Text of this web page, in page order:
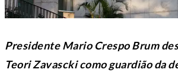
Presidente Mario Crespo Brum
Teori Zavascki como guardião da